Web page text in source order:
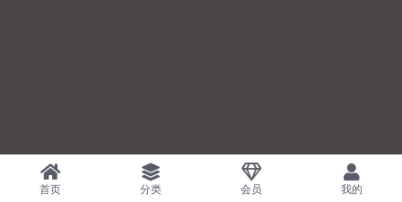
首页 分类 会员 我的